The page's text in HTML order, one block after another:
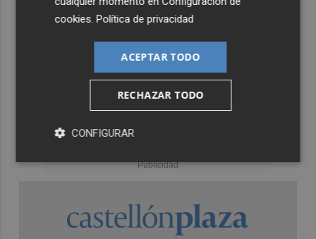
cookies.Política de privacidad
ACEPTAR TODO
RECHAZAR TODO
CONFIGURAR